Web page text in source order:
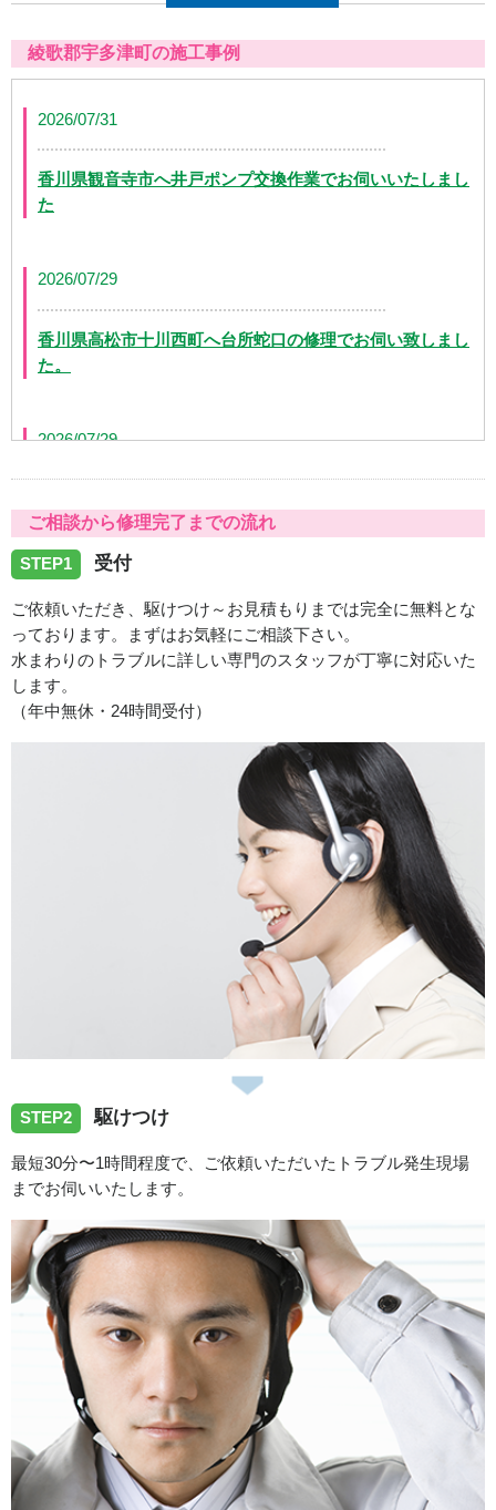
綾歌郡宇多津町の施工事例
2026/07/31
香川県観音寺市へ井戸ポンプ交換作業でお伺いいたしまし
た
2026/07/29
香川県高松市十川西町へ台所蛇口の修理でお伺い致しまし
た。
2026/07/29
した。
2026/07/29
香川県観音寺市吉岡町へトイレの水漏れトラブルでお伺い
致しました。
香川県木田郡三木町へ給湯器修理でお伺い致しました。
香川県高松市扇町へトイレの水漏れトラブルでお伺い致し
2026/07/13
香川県善通寺市へトイレタンク故障の修理依頼でお伺いい
2026/07/09
香川県高松市へトイレの水漏れトラブルでお伺いしまし
た。
2026/07/07
香川県綾歌郡綾川町へトイレの水漏れトラブルでお伺いし
ました。
ご相談から修理完了までの流れ
STEP1 受付
ご依頼いただき、駆けつけ～お見積もりまでは完全に無料とな
っております。まずはお気軽にご相談下さい。
水まわりのトラブルに詳しい専門のスタッフが丁寧に対応いた
します。
（年中無休・24時間受付）
STEP2 駆けつけ
最短30分〜1時間程度で、ご依頼いただいたトラブル発生現場
までお伺いいたします。